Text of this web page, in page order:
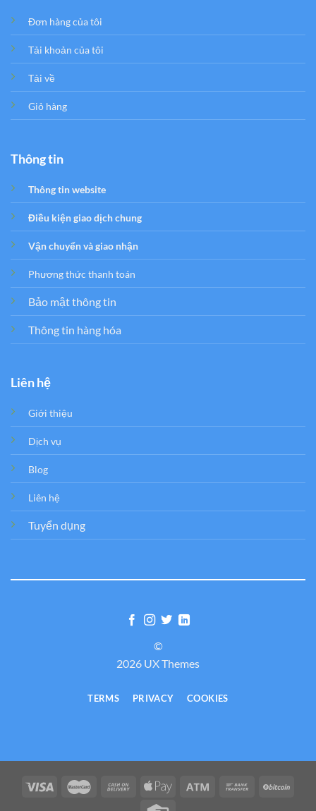
Đơn hàng của tôi
Tải khoản của tôi
Tải về
Giỏ hàng
Thông tin
Thông tin website
Điều kiện giao dịch chung
Vận chuyển và giao nhận
Phương thức thanh toán
Bảo mật thông tin
Thông tin hàng hóa
Liên hệ
Giới thiệu
Dịch vụ
Blog
Liên hệ
Tuyển dụng
©
2026 UX Themes
TERMS PRIVACY COOKIES